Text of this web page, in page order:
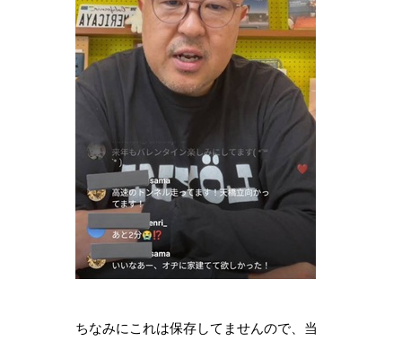
ちなみにこれは保存してませんので、当